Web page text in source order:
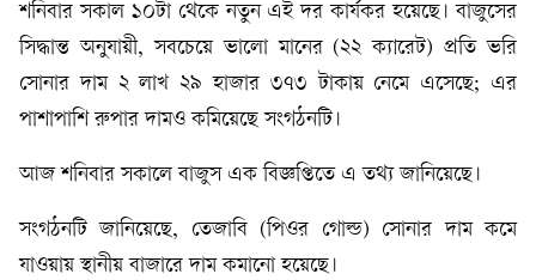
শনিবার সকাল ১০টা থেকে নতুন এই দর কার্যকর হয়েছে। বাজুসের
সিদ্ধান্ত অনুযায়ী, সবচেয়ে ভালো মানের (২২ ক্যারেট) প্রতি ভরি
সোনার দাম ২ লাখ ২৯ হাজার ৩৭৩ টাকায় নেমে এসেছে; এর
পাশাপাশি রুপার দামও কমিয়েছে সংগঠনটি।
আজ শনিবার সকালে বাজুস এক বিজ্ঞপ্তিতে এ তথ্য জানিয়েছে।
সংগঠনটি জানিয়েছে, তেজাবি (পিওর গোল্ড) সোনার দাম কমে
যাওয়ায় স্থানীয় বাজারে দাম কমানো হয়েছে।